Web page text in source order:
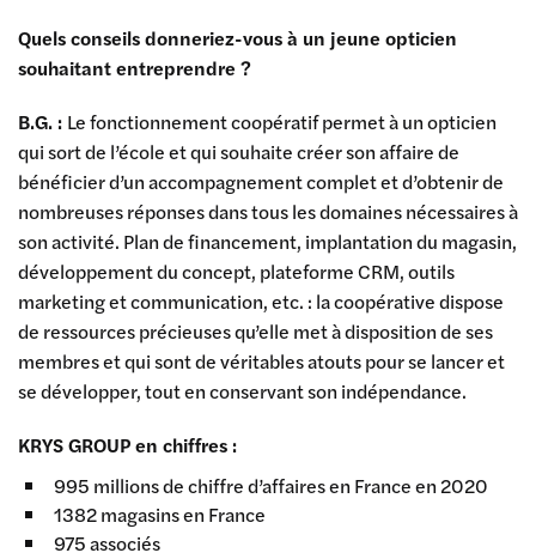
Quels conseils donneriez-vous à un jeune opticien
souhaitant entreprendre ?
B.G. : Le fonctionnement coopératif permet à un opticien
qui sort de l’école et qui souhaite créer son affaire de
bénéficier d’un accompagnement complet et d’obtenir de
nombreuses réponses dans tous les domaines nécessaires à
son activité. Plan de financement, implantation du magasin,
développement du concept, plateforme CRM, outils
marketing et communication, etc. : la coopérative dispose
de ressources précieuses qu’elle met à disposition de ses
membres et qui sont de véritables atouts pour se lancer et
se développer, tout en conservant son indépendance.
KRYS GROUP en chiffres :
995 millions de chiffre d’affaires en France en 2020
1382 magasins en France
975 associés